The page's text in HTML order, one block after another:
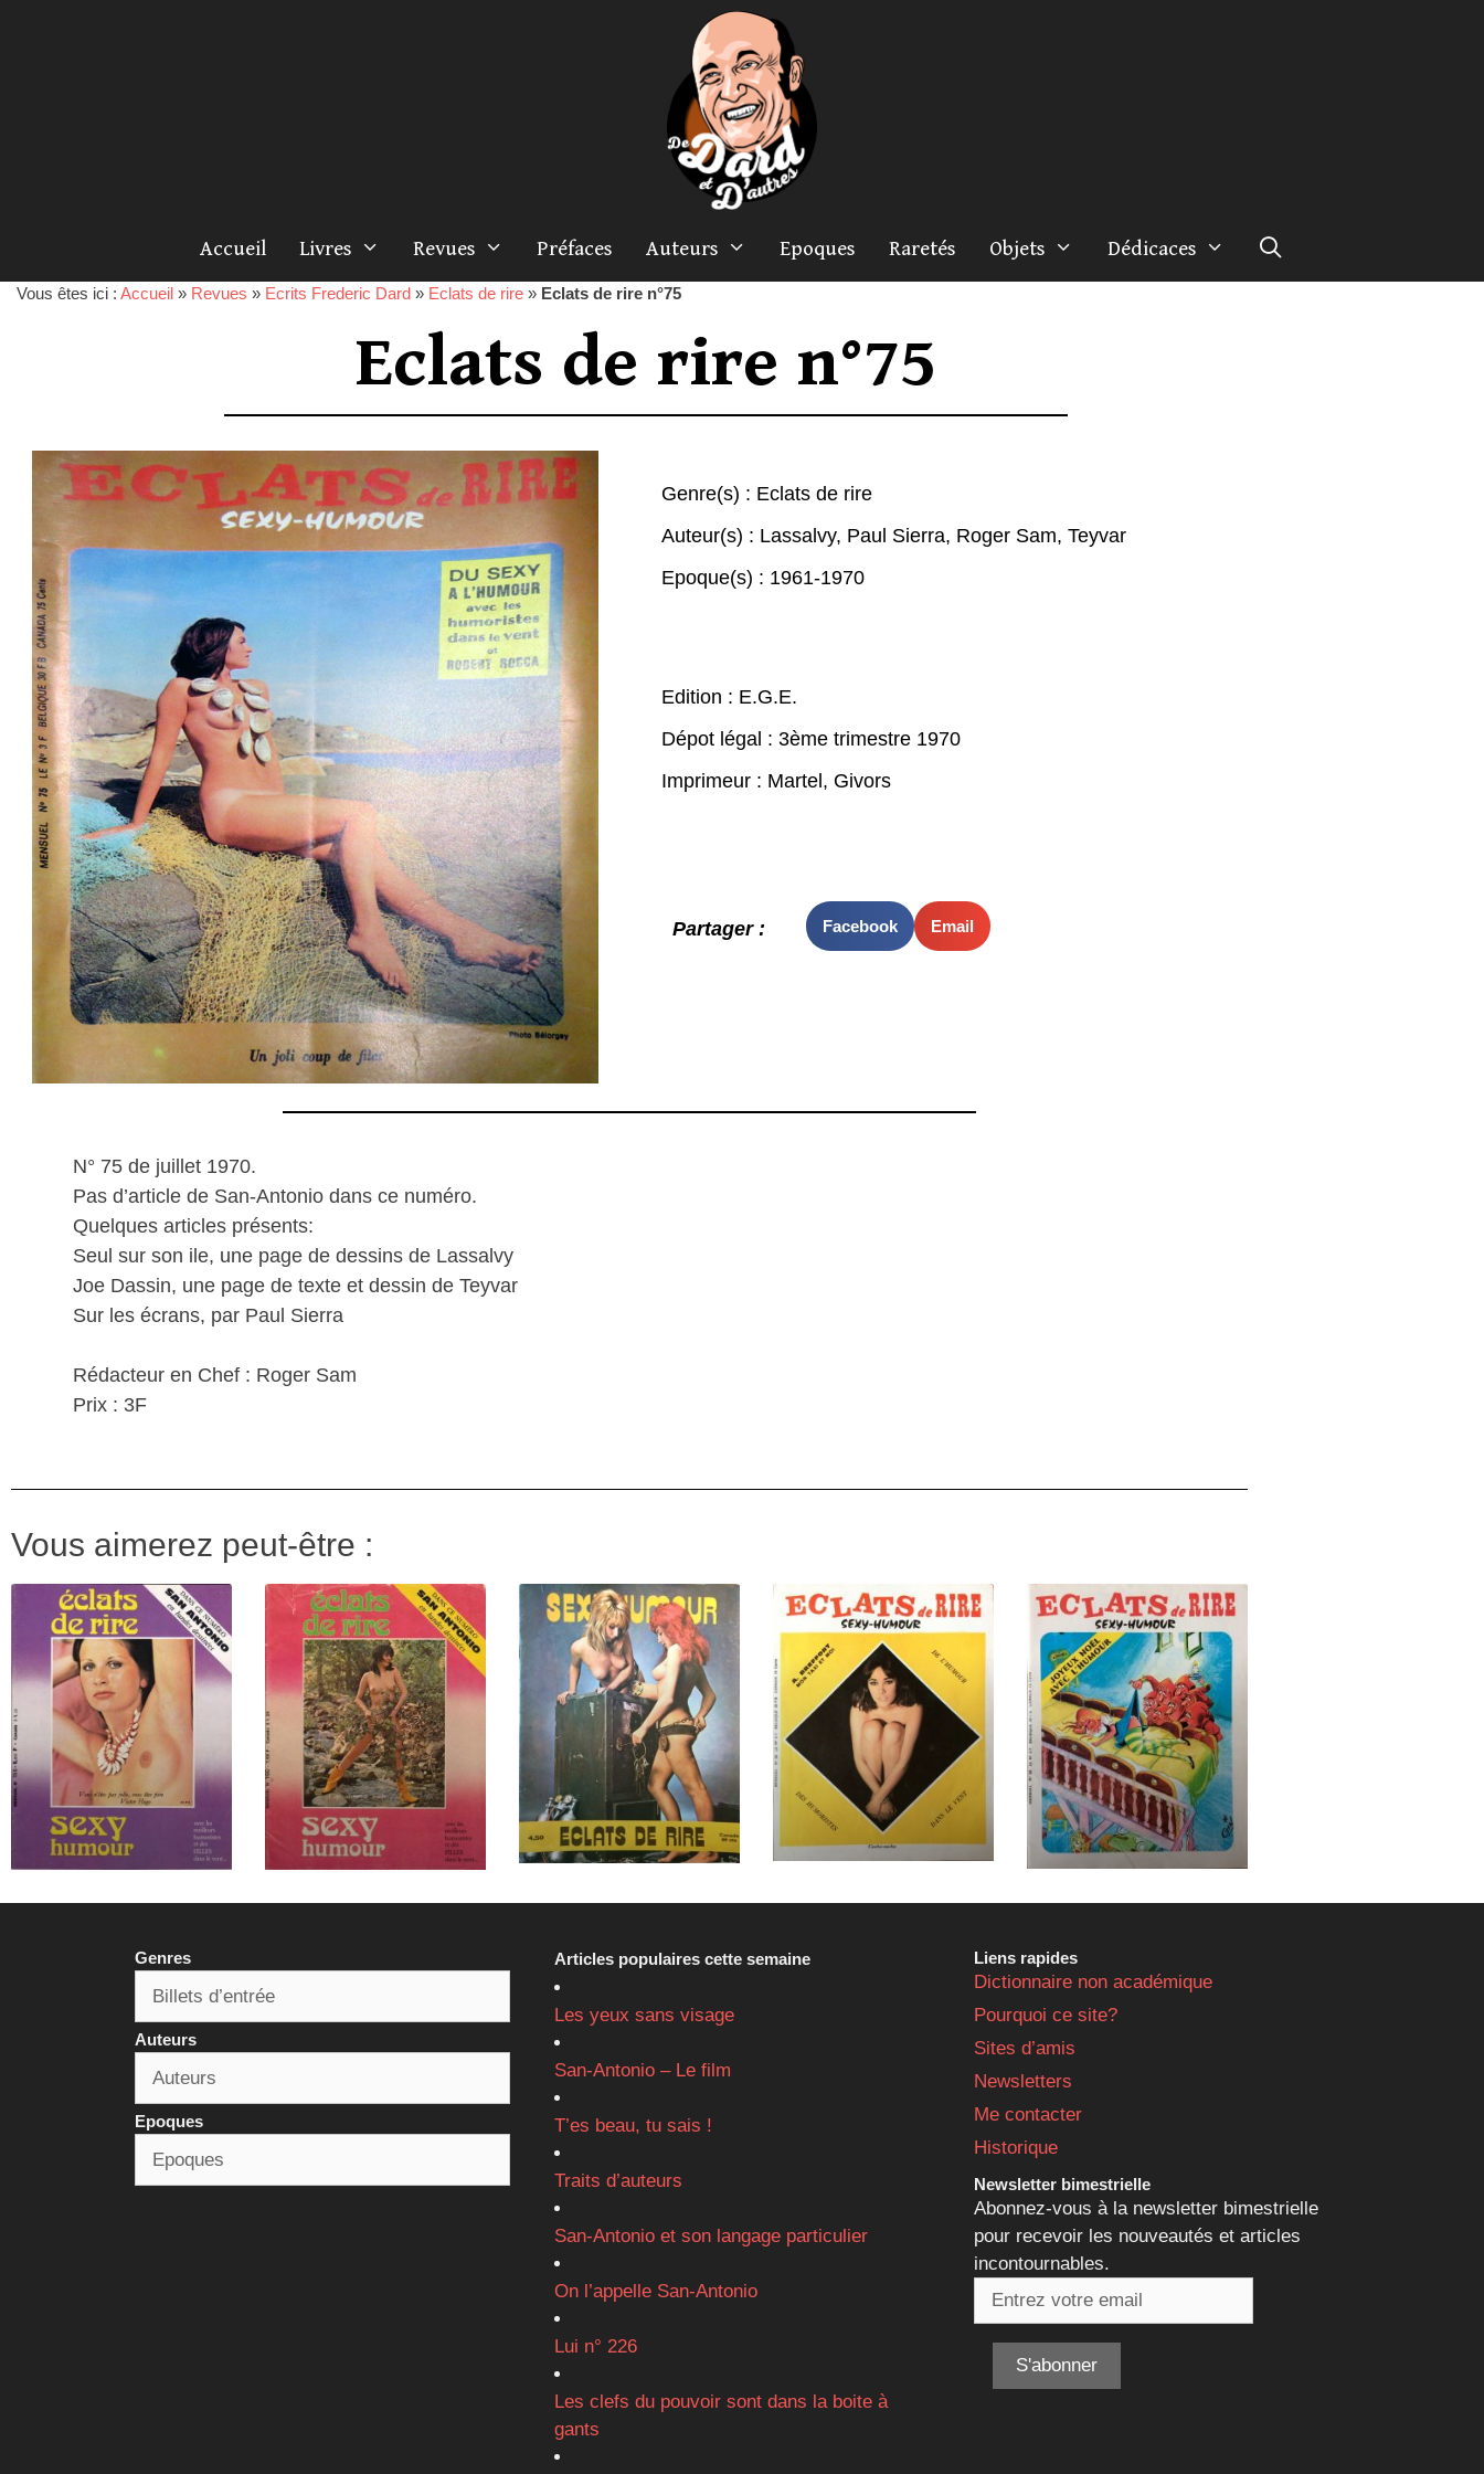
Accueil Livres Revues Préfaces Auteurs Epoques Raretés Objets Dédicaces
Vous êtes ici : Accueil » Revues » Ecrits Frederic Dard » Eclats de rire » Eclats de rire n°75
Eclats de rire n°75
Genre(s) : Eclats de rire
Auteur(s) : Lassalvy, Paul Sierra, Roger Sam, Teyvar
Epoque(s) : 1961-1970
Edition : E.G.E.
Dépot légal : 3ème trimestre 1970
Imprimeur : Martel, Givors
Partager : Facebook Email
N° 75 de juillet 1970.
Pas d’article de San-Antonio dans ce numéro.
Quelques articles présents:
Seul sur son ile, une page de dessins de Lassalvy
Joe Dassin, une page de texte et dessin de Teyvar
Sur les écrans, par Paul Sierra
Rédacteur en Chef : Roger Sam
Prix : 3F
Vous aimerez peut-être :
Genres
Auteurs
Epoques
Articles populaires cette semaine
Les yeux sans visage
San-Antonio – Le film
T’es beau, tu sais !
Traits d’auteurs
San-Antonio et son langage particulier
On l’appelle San-Antonio
Lui n° 226
Les clefs du pouvoir sont dans la boite à
gants
Liens rapides
Dictionnaire non académique
Pourquoi ce site?
Sites d’amis
Newsletters
Me contacter
Historique
Newsletter bimestrielle
Abonnez-vous à la newsletter bimestrielle
pour recevoir les nouveautés et articles
incontournables.